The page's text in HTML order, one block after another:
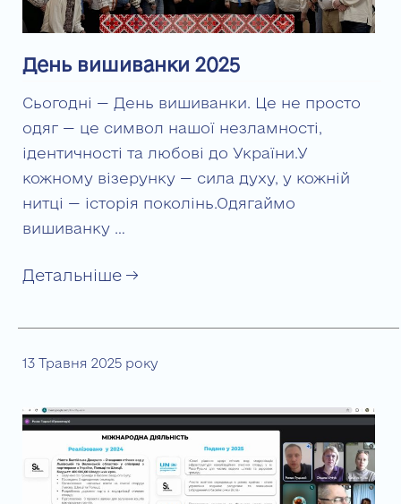
День вишиванки 2025
Сьогодні — День вишиванки. Це не просто
одяг — це символ нашої незламності,
ідентичності та любові до України.У
кожному візерунку — сила духу, у кожній
нитці — історія поколінь.Одягаймо
вишиванку …
Детальніше →
13 Травня 2025 року